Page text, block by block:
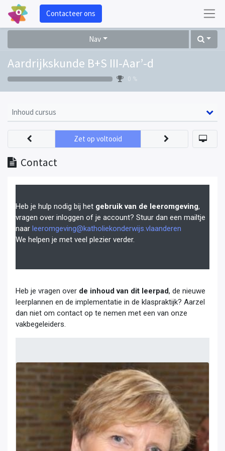
Contacteer ons
Nav
Aardrijkskunde B+S III-Aar’-d
0 %
Inhoud cursus
Contact
Zet op voltooid
Heb je hulp nodig bij het gebruik van de leeromgeving,
vragen over inloggen of je account? Stuur dan een mailtje
naar leeromgeving@katholiekonderwijs.vlaanderen
We helpen je met veel plezier verder.
Heb je vragen over de inhoud van dit leerpad, de nieuwe
leerplannen en de implementatie in de klaspraktijk? Aarzel
dan niet om contact op te nemen met een van onze
vakbegeleiders.